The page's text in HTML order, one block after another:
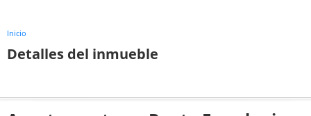
Inicio
Detalles del inmueble